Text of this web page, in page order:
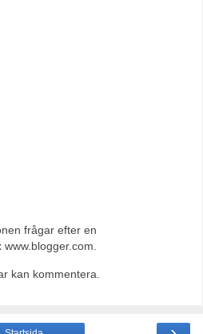
frågar efter en
kan kommentera.